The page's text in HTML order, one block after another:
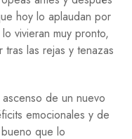
hoy lo aplaudan por
vivieran muy pronto,
las rejas y tenazas
de un nuevo
emocionales y de
que lo